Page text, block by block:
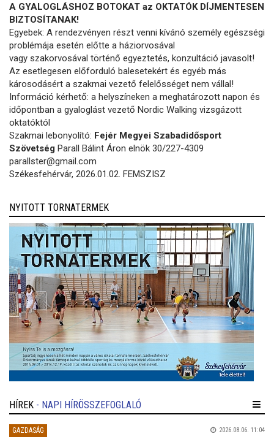
A GYALOGLÁSHOZ BOTOKAT az OKTATÓK DÍJMENTESEN
BIZTOSÍTANAK!
Egyebek: A rendezvényen részt venni kívánó személy egészségi
problémája esetén előtte a háziorvosával
vagy szakorvosával történő egyeztetés, konzultáció javasolt!
Az esetlegesen előforduló balesetekért és egyéb más
károsodásért a szakmai vezető felelősséget nem vállal!
Információ kérhető: a helyszíneken a meghatározott napon és
időpontban a gyaloglást vezető Nordic Walking vizsgázott
oktatóktól
Szakmai lebonyolító: Fejér Megyei Szabadidősport
Szövetség Parall Bálint Áron elnök 30/227-4309
parallster@gmail.com
Székesfehérvár, 2026.01.02. FEMSZISZ
NYITOTT TORNATERMEK
HÍREK - NAPI HÍRÖSSZEFOGLALÓ
GAZDASÁG 2026.08.06. 11:04